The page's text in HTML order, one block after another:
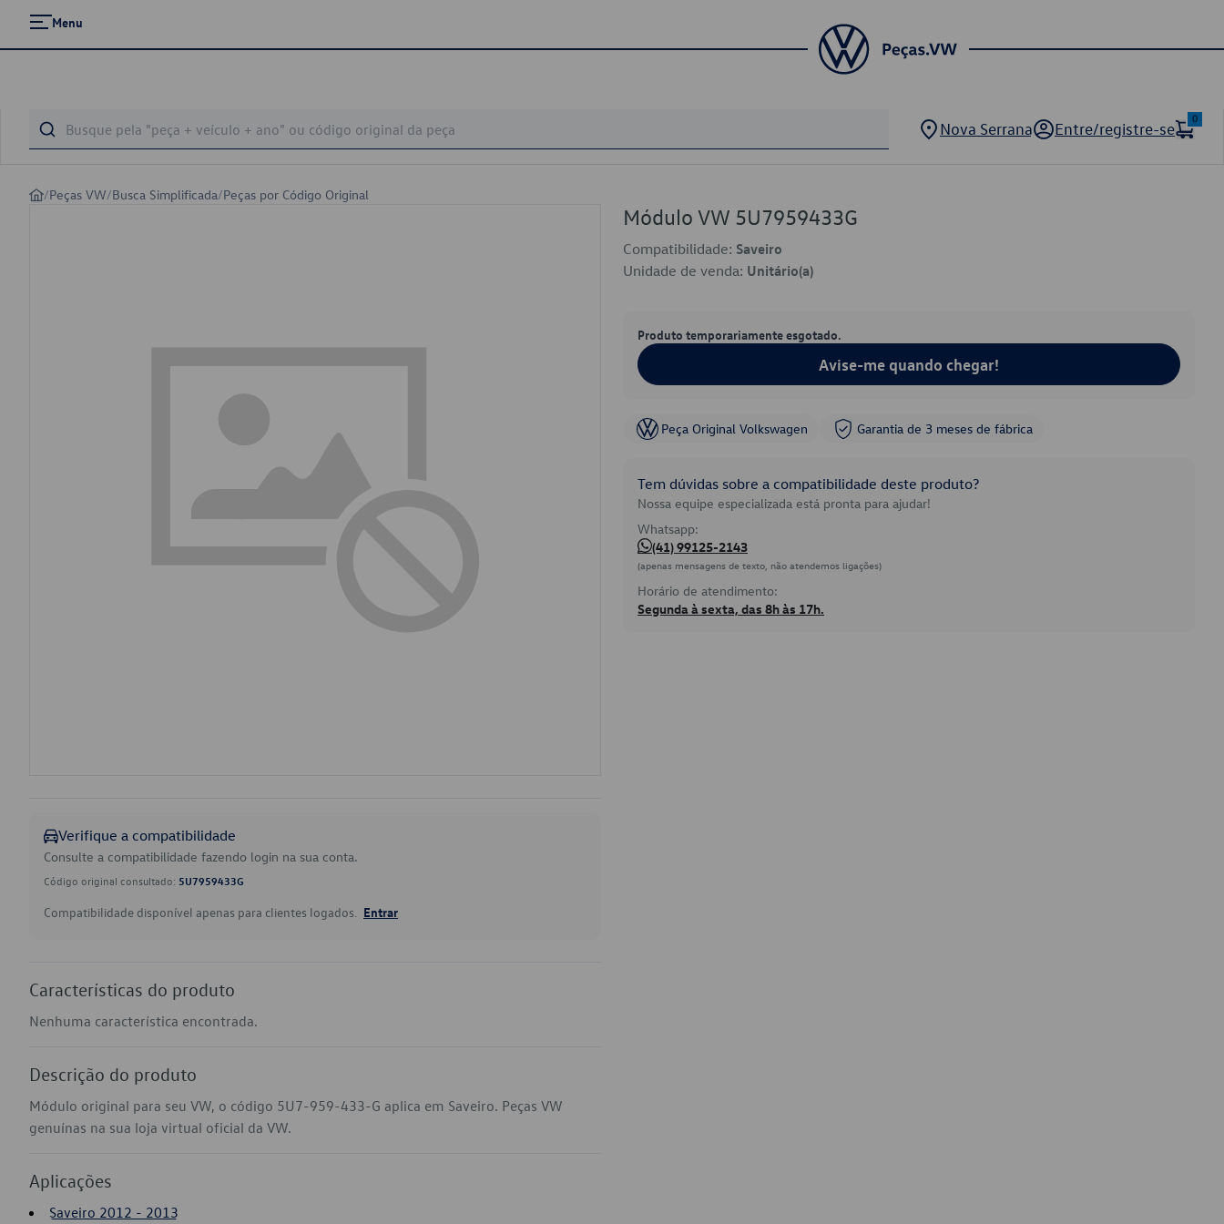
Menu
Nova Serrana Entre/registre-se
0
/Peças VW/Busca Simplificada/Peças por Código Original
Verifique a compatibilidade
Consulte a compatibilidade fazendo login na sua conta.
Código original consultado: 5U7959433G
Compatibilidade disponível apenas para clientes logados. Entrar
Características do produto
Nenhuma característica encontrada.
Descrição do produto
Módulo original para seu VW, o código 5U7-959-433-G aplica em Saveiro. Peças VW
genuínas na sua loja virtual oficial da VW.
Aplicações
Saveiro 2012 - 2013
Módulo VW 5U7959433G
Compatibilidade: Saveiro
Unidade de venda: Unitário(a)
Produto temporariamente esgotado.
Avise-me quando chegar!
Peça Original Volkswagen Garantia de 3 meses de fábrica
Tem dúvidas sobre a compatibilidade deste produto?
Nossa equipe especializada está pronta para ajudar!
Whatsapp:
(41) 99125-2143
(apenas mensagens de texto, não atendemos ligações)
Horário de atendimento:
Segunda à sexta, das 8h às 17h.